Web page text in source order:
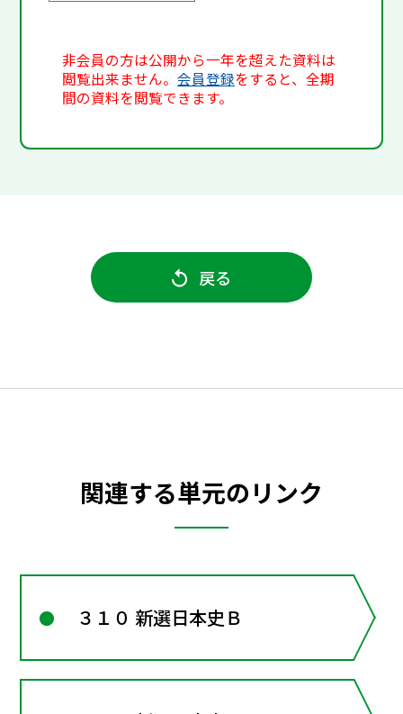
非会員の方は公開から一年を超えた資料は
閲覧出来ません。会員登録をすると、全期
間の資料を閲覧できます。
戻る
関連する単元のリンク
３１０ 新選日本史Ｂ